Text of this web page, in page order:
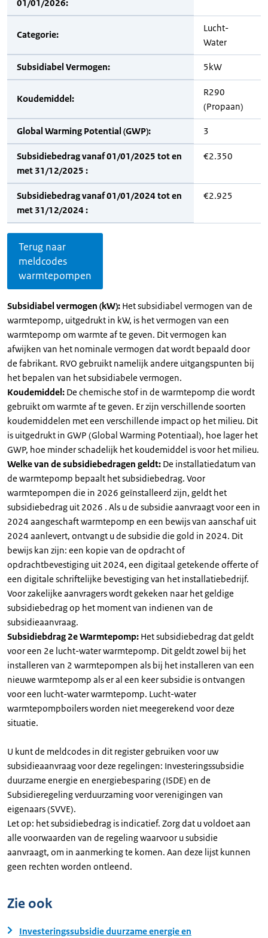
01/01/2026:
Categorie:
Lucht-
Water
Subsidiabel Vermogen: 5kW
Koudemiddel:
R290
(Propaan)
Global Warming Potential (GWP): 3
Subsidiebedrag vanaf 01/01/2025 tot en
met 31/12/2025 :
€2.350
Subsidiebedrag vanaf 01/01/2024 tot en
met 31/12/2024 :
€2.925
Terug naar
meldcodes
warmtepompen
Subsidiabel vermogen (kW): Het subsidiabel vermogen van de
warmtepomp, uitgedrukt in kW, is het vermogen van een
warmtepomp om warmte af te geven. Dit vermogen kan
afwijken van het nominale vermogen dat wordt bepaald door
de fabrikant. RVO gebruikt namelijk andere uitgangspunten bij
het bepalen van het subsidiabele vermogen.
Koudemiddel: De chemische stof in de warmtepomp die wordt
gebruikt om warmte af te geven. Er zijn verschillende soorten
koudemiddelen met een verschillende impact op het milieu. Dit
is uitgedrukt in GWP (Global Warming Potentiaal), hoe lager het
GWP, hoe minder schadelijk het koudemiddel is voor het milieu.
Welke van de subsidiebedragen geldt: De installatiedatum van
de warmtepomp bepaalt het subsidiebedrag. Voor
warmtepompen die in 2026 geïnstalleerd zijn, geldt het
subsidiebedrag uit 2026 . Als u de subsidie aanvraagt voor een in
2024 aangeschaft warmtepomp en een bewijs van aanschaf uit
2024 aanlevert, ontvangt u de subsidie die gold in 2024. Dit
bewijs kan zijn: een kopie van de opdracht of
opdrachtbevestiging uit 2024, een digitaal getekende offerte of
een digitale schriftelijke bevestiging van het installatiebedrijf.
Voor zakelijke aanvragers wordt gekeken naar het geldige
subsidiebedrag op het moment van indienen van de
subsidieaanvraag.
Subsidiebdrag 2e Warmtepomp: Het subsidiebedrag dat geldt
voor een 2e lucht-water warmtepomp. Dit geldt zowel bij het
installeren van 2 warmtepompen als bij het installeren van een
nieuwe warmtepomp als er al een keer subsidie is ontvangen
voor een lucht-water warmtepomp. Lucht-water
warmtepompboilers worden niet meegerekend voor deze
situatie.
U kunt de meldcodes in dit register gebruiken voor uw
subsidieaanvraag voor deze regelingen: Investeringssubsidie
duurzame energie en energiebesparing (ISDE) en de
Subsidieregeling verduurzaming voor verenigingen van
eigenaars (SVVE).
Let op: het subsidiebedrag is indicatief. Zorg dat u voldoet aan
alle voorwaarden van de regeling waarvoor u subsidie
aanvraagt, om in aanmerking te komen. Aan deze lijst kunnen
geen rechten worden ontleend.
Zie ook
Investeringssubsidie duurzame energie en